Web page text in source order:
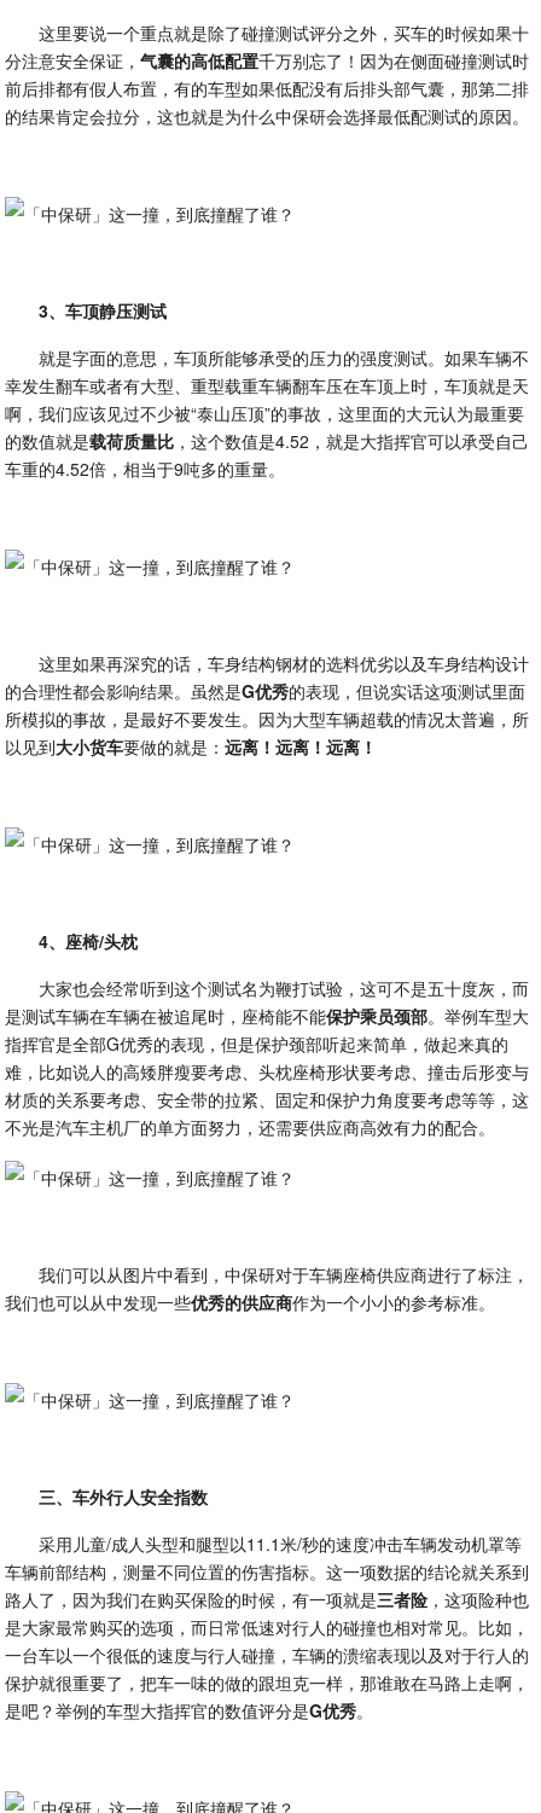
这里要说一个重点就是除了碰撞测试评分之外，买车的时候如果十
分注意安全保证，气囊的高低配置千万别忘了！因为在侧面碰撞测试时
前后排都有假人布置，有的车型如果低配没有后排头部气囊，那第二排
的结果肯定会拉分，这也就是为什么中保研会选择最低配测试的原因。
3、车顶静压测试
就是字面的意思，车顶所能够承受的压力的强度测试。如果车辆不
幸发生翻车或者有大型、重型载重车辆翻车压在车顶上时，车顶就是天
啊，我们应该见过不少被“泰山压顶”的事故，这里面的大元认为最重要
的数值就是载荷质量比 ，这个数值是4.52，就是大指挥官可以承受自己
车重的4.52倍，相当于9吨多的重量。
这里如果再深究的话，车身结构钢材的选料优劣以及车身结构设计
的合理性都会影响结果。虽然是G优秀的表现，但说实话这项测试里面
所模拟的事故，是最好不要发生。因为大型车辆超载的情况太普遍，所
以见到大小货车要做的就是：远离！远离！远离！
4、座椅/头枕
大家也会经常听到这个测试名为鞭打试验，这可不是五十度灰，而
是测试车辆在车辆在被追尾时，座椅能不能保护乘员颈部。举例车型大
指挥官是全部G优秀的表现，但是保护颈部听起来简单，做起来真的
难，比如说人的高矮胖瘦要考虑、头枕座椅形状要考虑、撞击后形变与
材质的关系要考虑、安全带的拉紧、固定和保护力角度要考虑等等，这
不光是汽车主机厂的单方面努力，还需要供应商高效有力的配合。
我们可以从图片中看到，中保研对于车辆座椅供应商进行了标注，
我们也可以从中发现一些优秀的供应商作为一个小小的参考标准。
三、车外行人安全指数
采用儿童/成人头型和腿型以11.1米/秒的速度冲击车辆发动机罩等
车辆前部结构，测量不同位置的伤害指标。这一项数据的结论就关系到
路人了，因为我们在购买保险的时候，有一项就是三者险 ，这项险种也
是大家最常购买的选项，而日常低速对行人的碰撞也相对常见。比如，
一台车以一个很低的速度与行人碰撞，车辆的溃缩表现以及对于行人的
保护就很重要了，把车一味的做的跟坦克一样，那谁敢在马路上走啊，
是吧？举例的车型大指挥官的数值评分是G优秀。